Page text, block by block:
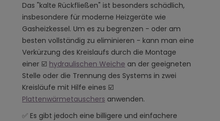
Das "kalte Rückfließen" ist besonders schädlich,
insbesondere für moderne Heizgeräte wie
Gasheizkessel. Um es zu begrenzen - oder am
besten vollständig zu eliminieren - kann man eine
Verkürzung des Kreislaufs durch die Montage
einer ☑️ hydraulischen Weiche an der geeigneten
Stelle oder die Trennung des Systems in zwei
Kreisläufe mit Hilfe eines ☑️
Plattenwärmetauschers anwenden.
✅ Es gibt jedoch eine billigere und einfachere